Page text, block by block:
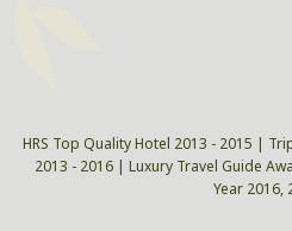
HRS Top Quality Hotel 2013 - 2015 |
2013 - 2016 | Luxury Travel Guide
Year 2016,